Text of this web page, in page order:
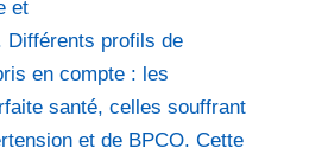
et
Différents profils de
en compte : les
santé, celles souffrant
et de BPCO. Cette